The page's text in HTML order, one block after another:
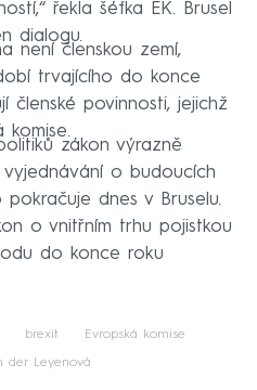
řekla šéfka EK. Brusel
dialogu.
není členskou zemí,
trvajícího do konce
členské povinnosti, jejichž
komise.
zákon výrazně
o budoucích
dnes v Bruselu.
o vnitřním trhu pojistkou
do konce roku
brexit Evropská komise
der Leyenová